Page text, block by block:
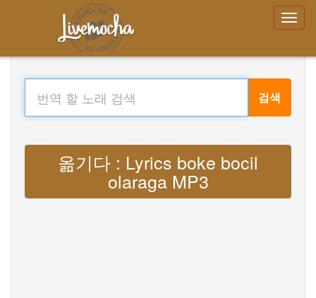
검색
옮기다 : Lyrics boke bocil
olaraga MP3